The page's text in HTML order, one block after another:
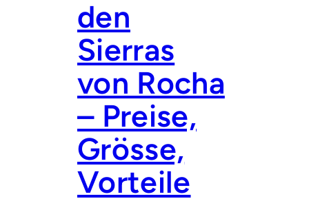
den
Sierras
von Rocha
– Preise,
Grösse,
Vorteile